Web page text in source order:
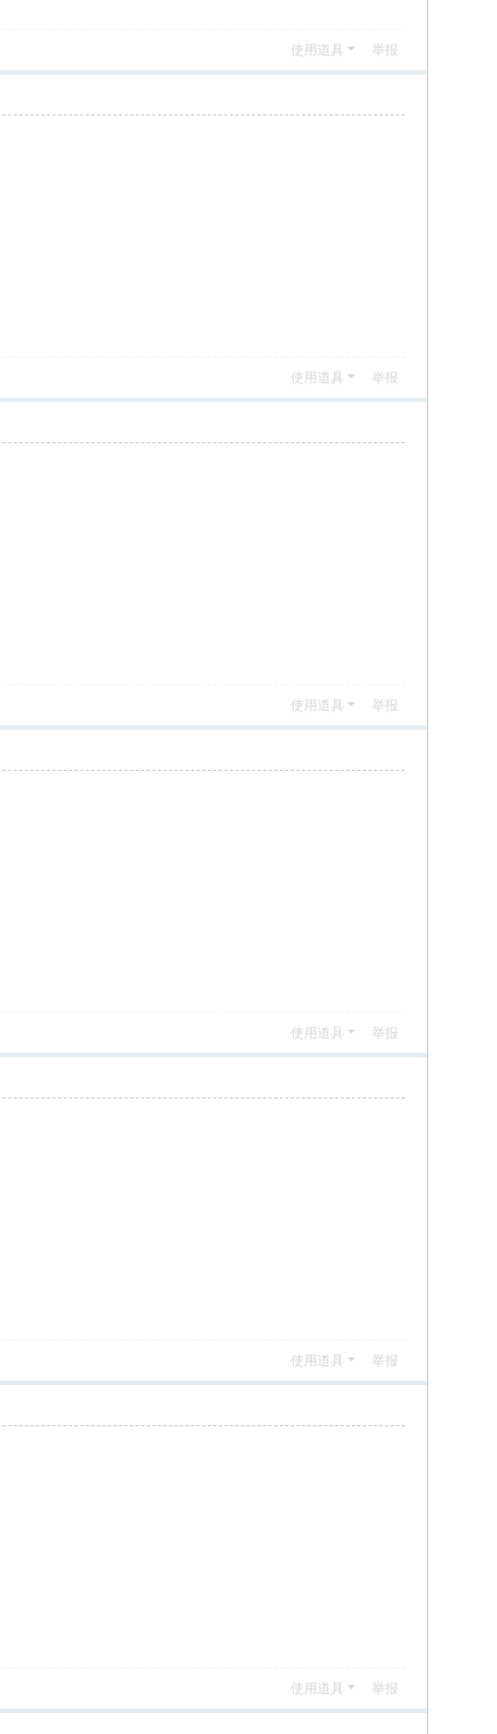
使用道具 举报
使用道具 举报
使用道具 举报
使用道具 举报
使用道具 举报
使用道具 举报